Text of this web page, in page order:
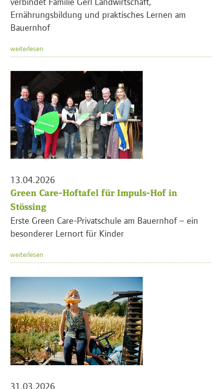
Ernährungsbildung und praktisches Lernen am
Bauernhof
weiterlesen
13.04.2026
Green Care-Hoftafel für Impuls-Hof in
Stössing
Erste Green Care-Privatschule am Bauernhof – ein
besonderer Lernort für Kinder
weiterlesen
31.03.2026